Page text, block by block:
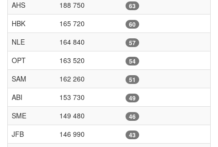
AHS 188 750 63
HBK 165 720 60
NLE 164 840 57
OPT 163 520 54
SAM 162 260 51
ABI 153 730 49
SME 149 480 46
JFB 146 990 43